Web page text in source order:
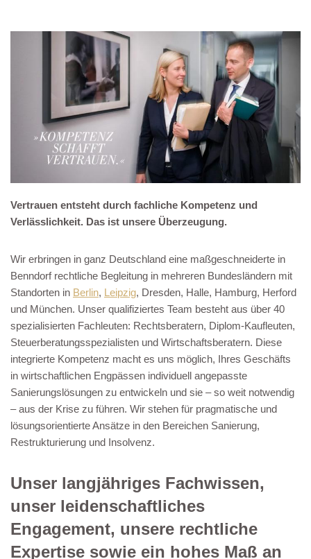
Vertrauen entsteht durch fachliche Kompetenz und
Verlässlichkeit. Das ist unsere Überzeugung.
Wir erbringen in ganz Deutschland eine maßgeschneiderte in
Benndorf rechtliche Begleitung in mehreren Bundesländern mit
Standorten in Berlin, Leipzig, Dresden, Halle, Hamburg, Herford
und München. Unser qualifiziertes Team besteht aus über 40
spezialisierten Fachleuten: Rechtsberatern, Diplom-Kaufleuten,
Steuerberatungsspezialisten und Wirtschaftsberatern. Diese
integrierte Kompetenz macht es uns möglich, Ihres Geschäfts
in wirtschaftlichen Engpässen individuell angepasste
Sanierungslösungen zu entwickeln und sie – so weit notwendig
– aus der Krise zu führen. Wir stehen für pragmatische und
lösungsorientierte Ansätze in den Bereichen Sanierung,
Restrukturierung und Insolvenz.
Unser langjähriges Fachwissen,
unser leidenschaftliches
Engagement, unsere rechtliche
Expertise sowie ein hohes Maß an